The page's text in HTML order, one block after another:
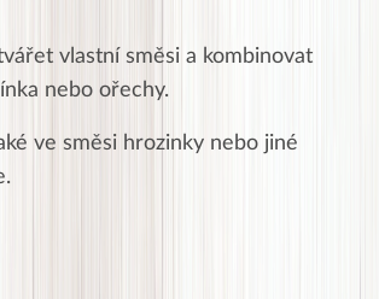
vlastní směsi a kombinovat
nebo ořechy.
ve směsi hrozinky nebo jiné